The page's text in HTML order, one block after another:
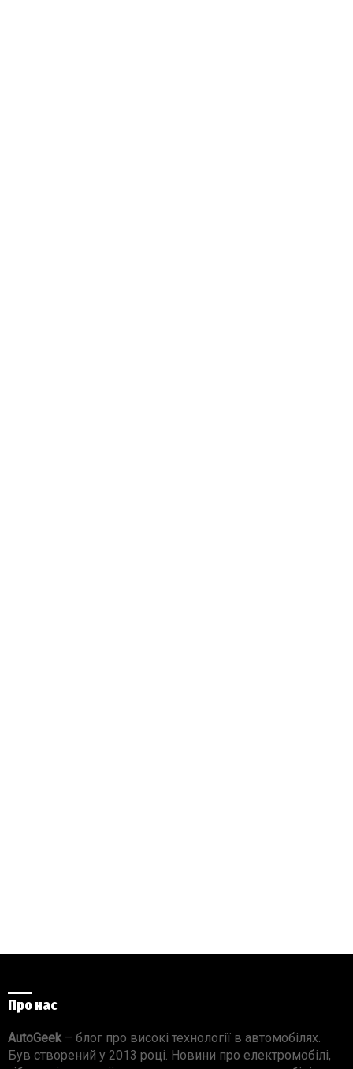
Про нас
AutoGeek– блог про високі технології в автомобілях.
Був створений у 2013 році. Новини про електромобілі,